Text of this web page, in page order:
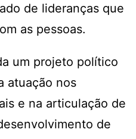
de lideranças que
as pessoas.
um projeto político
atuação nos
e na articulação de
de